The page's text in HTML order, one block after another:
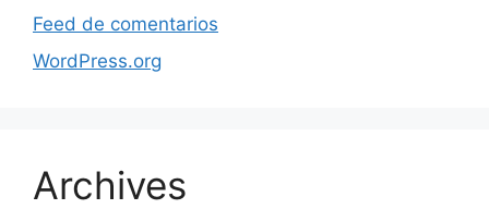
Feed de comentarios
WordPress.org
Archives